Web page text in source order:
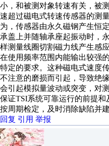
小，和被测对象转速有关，被
速超过磁电式转速传感器的测
为，传感器由永久磁钢产生恒
承盖上并随轴承座起振动时，
样测量线圈切割磁力线产生感
在使用频率范围内能输出较强
特定的要求。这种磁电式速度
不注意的磨损而引起，导致绝
会引起模拟量波动或突变，对
保证TSI系统可靠运行的前提
按周期检定，及时消除缺陷并
回复 引用 举报